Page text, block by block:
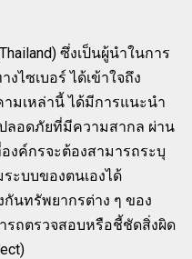
ซึ่งเป็นผู้นำในการ
ไซเบอร์ ได้เข้าใจถึง
มเหล่านี้ ได้มีการแนะนำ
ลอดภัยที่มีความสากล ผ่าน
งค์กรจะต้องสามารถระบุ
ะบบของตนเองได้
นทรัพยากรต่าง ๆ ของ
รถตรวจสอบหรือชี้ชัดสิ่งผิด